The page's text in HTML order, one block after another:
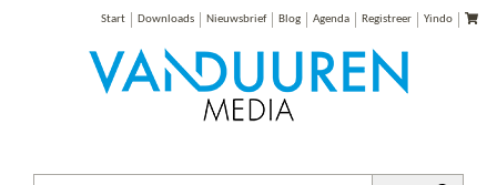
Start Downloads Nieuwsbrief Blog Agenda Registreer Yindo